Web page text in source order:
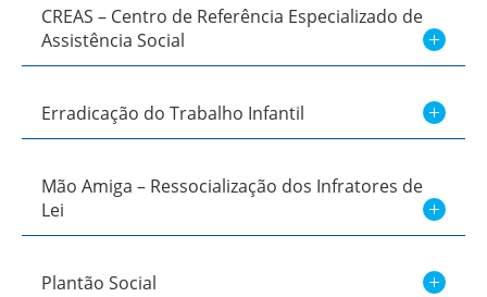
CREAS – Centro de Referência Especializado de
Assistência Social
Erradicação do Trabalho Infantil
Mão Amiga – Ressocialização dos Infratores de
Lei
Plantão Social